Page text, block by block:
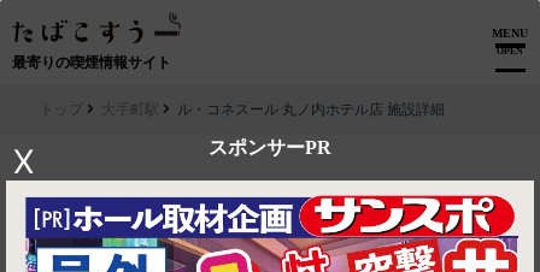
最寄りの喫煙情報サイト
MENU
OPEN
スポンサーPR
X
トップ 大手町駅 ル・コネスール 丸ノ内ホテル店 施設詳細
▶ ルートを見る